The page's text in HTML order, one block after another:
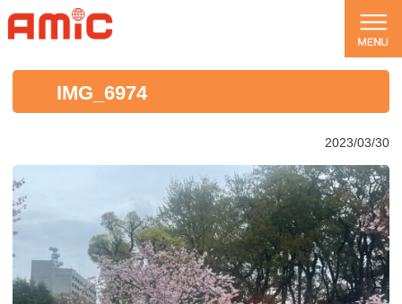
IMG_6974
2023/03/30